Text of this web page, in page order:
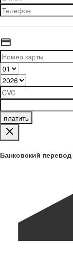
платить
Банковский перевод